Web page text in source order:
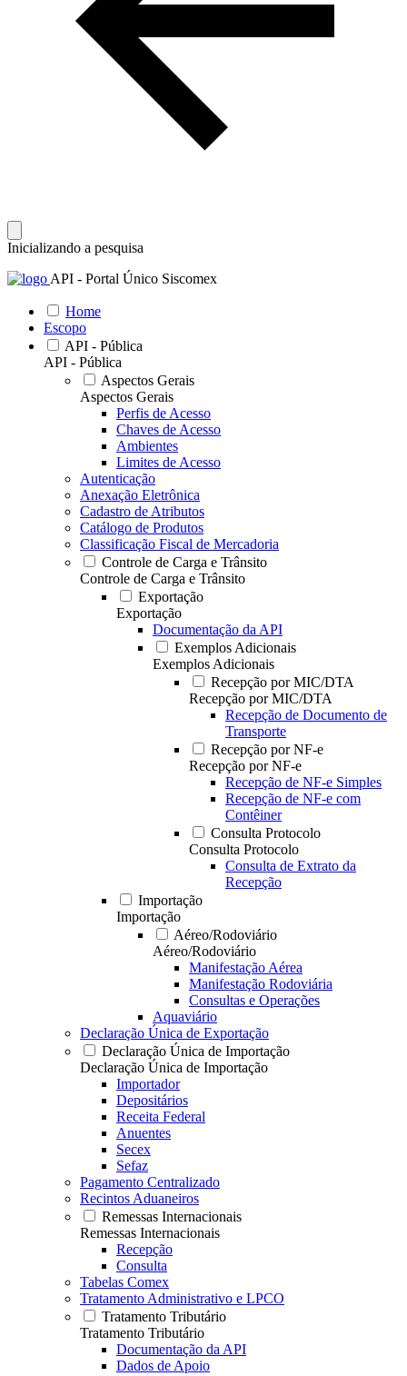
Inicializando a pesquisa
API - Portal Único Siscomex
Home
Escopo
API - Pública
API - Pública
Aspectos Gerais
Aspectos Gerais
Perfis de Acesso
Chaves de Acesso
Ambientes
Limites de Acesso
Autenticação
Anexação Eletrônica
Cadastro de Atributos
Catálogo de Produtos
Classificação Fiscal de Mercadoria
Controle de Carga e Trânsito
Controle de Carga e Trânsito
Exportação
Exportação
Documentação da API
Exemplos Adicionais
Exemplos Adicionais
Recepção por MIC/DTA
Recepção por MIC/DTA
Recepção de Documento de
Transporte
Recepção por NF-e
Recepção por NF-e
Recepção de NF-e Simples
Recepção de NF-e com
Contêiner
Consulta Protocolo
Consulta Protocolo
Consulta de Extrato da
Recepção
Importação
Importação
Aéreo/Rodoviário
Aéreo/Rodoviário
Manifestação Aérea
Manifestação Rodoviária
Consultas e Operações
Aquaviário
Declaração Única de Exportação
Declaração Única de Importação
Declaração Única de Importação
Importador
Depositários
Receita Federal
Anuentes
Secex
Sefaz
Pagamento Centralizado
Recintos Aduaneiros
Remessas Internacionais
Remessas Internacionais
Recepção
Consulta
Tabelas Comex
Tratamento Administrativo e LPCO
Tratamento Tributário
Tratamento Tributário
Documentação da API
Dados de Apoio